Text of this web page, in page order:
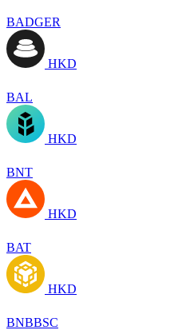
BADGER
HKD
BAL
HKD
BNT
HKD
BAT
HKD
BNBBSC